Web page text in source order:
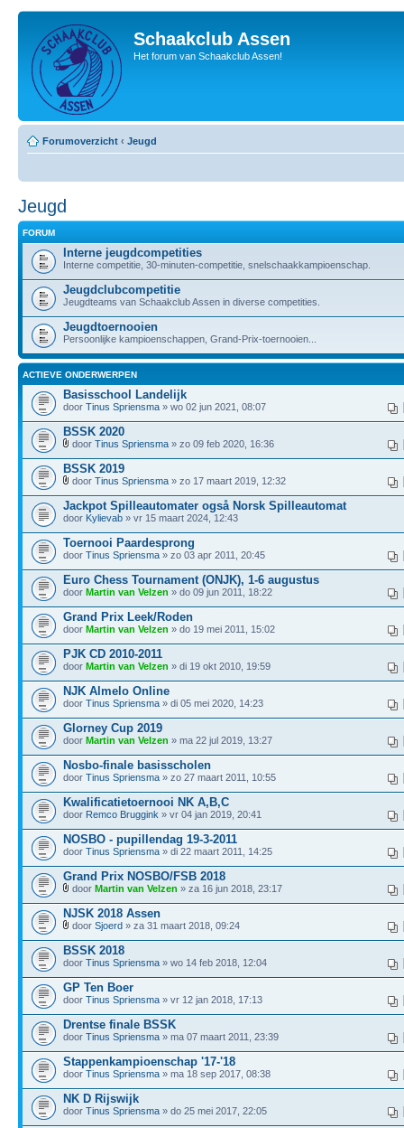
Schaakclub Assen
Het forum van Schaakclub Assen!
Forumoverzicht ‹ Jeugd
Jeugd
FORUM
Interne jeugdcompetities
Interne competitie, 30-minuten-competitie, snelschaakkampioenschap.
Jeugdclubcompetitie
Jeugdteams van Schaakclub Assen in diverse competities.
Jeugdtoernooien
Persoonlijke kampioenschappen, Grand-Prix-toernooien...
ACTIEVE ONDERWERPEN
Basisschool Landelijk
door Tinus Spriensma » wo 02 jun 2021, 08:07
BSSK 2020
door Tinus Spriensma » zo 09 feb 2020, 16:36
BSSK 2019
door Tinus Spriensma » zo 17 maart 2019, 12:32
Jackpot Spilleautomater også Norsk Spilleautomat
door Kylievab » vr 15 maart 2024, 12:43
Toernooi Paardesprong
door Tinus Spriensma » zo 03 apr 2011, 20:45
Euro Chess Tournament (ONJK), 1-6 augustus
door Martin van Velzen » do 09 jun 2011, 18:22
Grand Prix Leek/Roden
door Martin van Velzen » do 19 mei 2011, 15:02
PJK CD 2010-2011
door Martin van Velzen » di 19 okt 2010, 19:59
NJK Almelo Online
door Tinus Spriensma » di 05 mei 2020, 14:23
Glorney Cup 2019
door Martin van Velzen » ma 22 jul 2019, 13:27
Nosbo-finale basisscholen
door Tinus Spriensma » zo 27 maart 2011, 10:55
Kwalificatietoernooi NK A,B,C
door Remco Bruggink » vr 04 jan 2019, 20:41
NOSBO - pupillendag 19-3-2011
door Tinus Spriensma » di 22 maart 2011, 14:25
Grand Prix NOSBO/FSB 2018
door Martin van Velzen » za 16 jun 2018, 23:17
NJSK 2018 Assen
door Sjoerd » za 31 maart 2018, 09:24
BSSK 2018
door Tinus Spriensma » wo 14 feb 2018, 12:04
GP Ten Boer
door Tinus Spriensma » vr 12 jan 2018, 17:13
Drentse finale BSSK
door Tinus Spriensma » ma 07 maart 2011, 23:39
Stappenkampioenschap '17-'18
door Tinus Spriensma » ma 18 sep 2017, 08:38
NK D Rijswijk
door Tinus Spriensma » do 25 mei 2017, 22:05